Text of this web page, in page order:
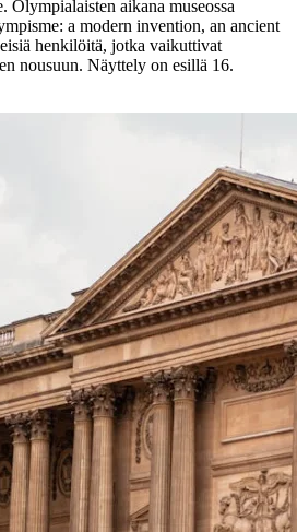
Olympialaisten aikana museossa
a modern invention, an ancient
henkilöitä, jotka vaikuttivat
nousuun. Näyttely on esillä 16.